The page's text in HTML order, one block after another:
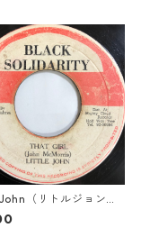
（リトルジョン）
【7-20045】